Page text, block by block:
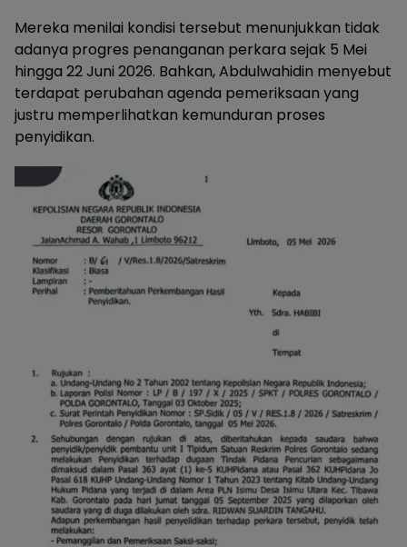
Mereka menilai kondisi tersebut menunjukkan tidak
adanya progres penanganan perkara sejak 5 Mei
hingga 22 Juni 2026. Bahkan, Abdulwahidin menyebut
terdapat perubahan agenda pemeriksaan yang
justru memperlihatkan kemunduran proses
penyidikan.